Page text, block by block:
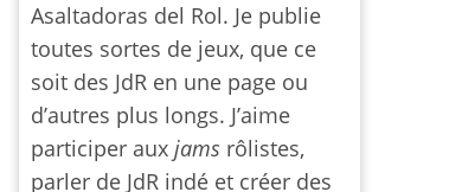
Asaltadoras del Rol. Je publie
toutes sortes de jeux, que ce
soit des JdR en une page ou
d’autres plus longs. J’aime
participer auxjams rôlistes,
parler de JdR indé et créer des